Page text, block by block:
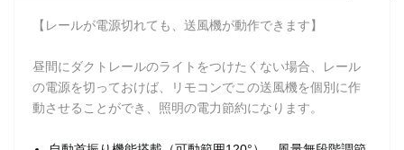
【レールが電源切れても、送風機が動作できます】
昼間にダクトレールのライトをつけたくない場合、レール
の電源を切っておけば、リモコンでこの送風機を個別に作
動させることができ、照明の電力節約になります。